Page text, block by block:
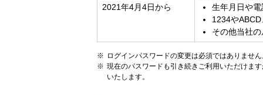
2021年4月4日から
生年月日や
1234や
その他当社
ログインパスワードの変更は必須ではありませ
現在のパスワードも引き続きご利用いただけま
いたします。